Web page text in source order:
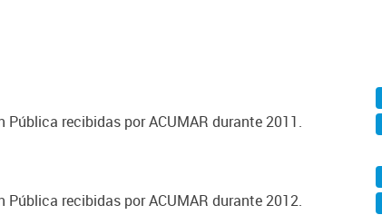
recibidas por ACUMAR durante 2011.
recibidas por ACUMAR durante 2012.